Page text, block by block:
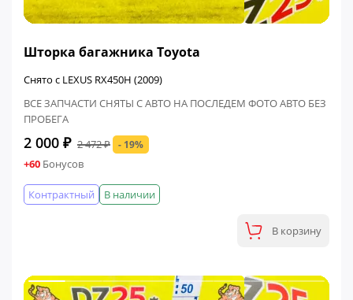
Шторка багажника Toyota
Снято с LEXUS RX450H (2009)
ВСЕ ЗАПЧАСТИ СНЯТЫ С АВТО НА ПОСЛЕДЕМ ФОТО АВТО БЕЗ
ПРОБЕГА
2 000 ₽ 2 472 ₽ - 19%
+60 Бонусов
В наличии
Контрактный
В корзину